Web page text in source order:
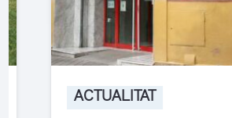
ACTUALITAT